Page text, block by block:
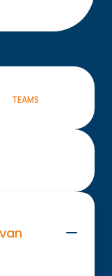
TEAMS